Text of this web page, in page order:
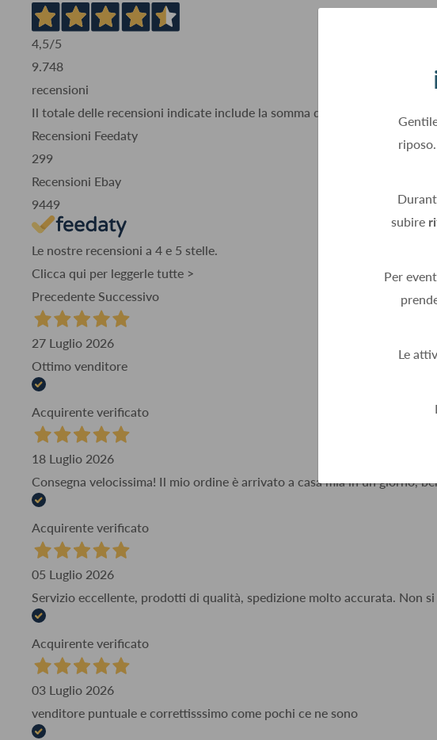
riposo.
subire
Per
Le
4,5/5
9.748
recensioni
Il totale delle recensioni indicate include la somma di:
Recensioni Feedaty
299
Recensioni Ebay
9449
Le nostre recensioni a 4 e 5 stelle.
Clicca qui per leggerle tutte >
Precedente Successivo
27 Luglio 2026
Ottimo venditore
Acquirente verificato
18 Luglio 2026
Consegna velocissima! Il mio ordine è arrivato a casa mia in un giorno,
Acquirente verificato
05 Luglio 2026
Servizio eccellente, prodotti di qualità, spedizione molto accurata. Non
Acquirente verificato
03 Luglio 2026
venditore puntuale e correttisssimo come pochi ce ne sono